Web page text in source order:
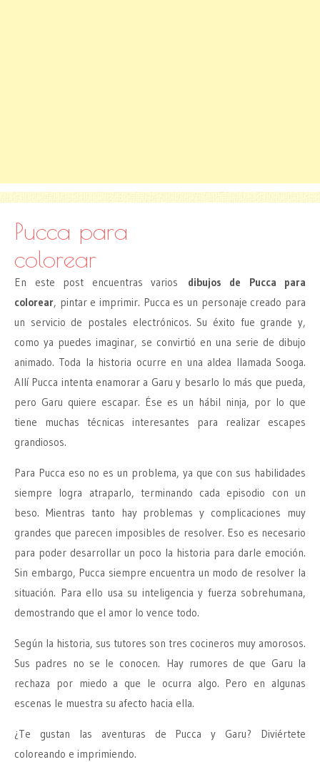
Pucca para
colorear
En este post encuentras varios dibujos de Pucca para
colorear, pintar e imprimir. Pucca es un personaje creado para
un servicio de postales electrónicos. Su éxito fue grande y,
como ya puedes imaginar, se convirtió en una serie de dibujo
animado. Toda la historia ocurre en una aldea llamada Sooga.
Allí Pucca intenta enamorar a Garu y besarlo lo más que pueda,
pero Garu quiere escapar. Ése es un hábil ninja, por lo que
tiene muchas técnicas interesantes para realizar escapes
grandiosos.
Para Pucca eso no es un problema, ya que con sus habilidades
siempre logra atraparlo, terminando cada episodio con un
beso. Mientras tanto hay problemas y complicaciones muy
grandes que parecen imposibles de resolver. Eso es necesario
para poder desarrollar un poco la historia para darle emoción.
Sin embargo, Pucca siempre encuentra un modo de resolver la
situación. Para ello usa su inteligencia y fuerza sobrehumana,
demostrando que el amor lo vence todo.
Según la historia, sus tutores son tres cocineros muy amorosos.
Sus padres no se le conocen. Hay rumores de que Garu la
rechaza por miedo a que le ocurra algo. Pero en algunas
escenas le muestra su afecto hacia ella.
¿Te gustan las aventuras de Pucca y Garu? Diviértete
coloreando e imprimiendo.